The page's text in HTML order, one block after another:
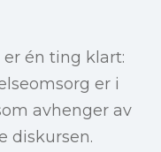
én ting klart:
er i
avhenger av
diskursen.